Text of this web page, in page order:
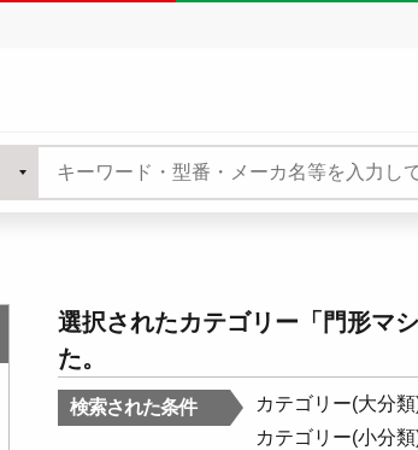
選択されたカテゴリー「門形マ
た。
検索された条件 カテゴリー(大分
カテゴリー(小分